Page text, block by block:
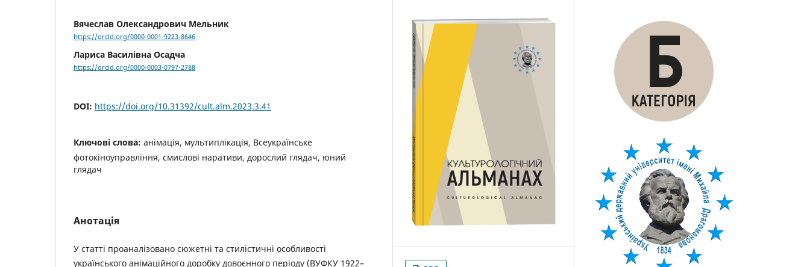
Вячеслав Олександрович Мельник
https://orcid.org/0000-0001-9223-8646
Лариса Василівна Осадча
https://orcid.org/0000-0003-0797-2788
DOI: https://doi.org/10.31392/cult.alm.2023.3.41
Ключові слова: анімація, мультиплікація, Всеукраїнське
фотокіноуправління, смислові наративи, дорослий глядач, юний
глядач
Анотація
У статті проаналізовано сюжетні та стилістичні особливості
українського анімаційного доробку довоєнного періоду (ВУФКУ 1922–